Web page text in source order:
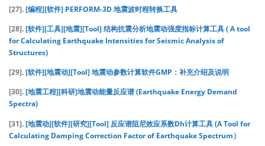
[27].[编程][软件] PERFORM-3D 地震波时程转换工具
[28].[软件][工具][地震][Tool] 结构抗震分析地震动强度指标计算工具 ( A tool
for Calculating Earthquake Intensities for Seismic Analysis of
Structures)
[29].[软件][地震动][Tool] 地震动参数计算软件GMP：补充介绍及说明
[30].[地震工程][科研]地震动能量反应谱 (Earthquake Energy Demand
Spectra)
[31].[地震动][软件][研究][Tool] 反应谱阻尼效应系数Dh计算工具 (A Tool for
Calculating Damping Correction Factor of Earthquake Spectrum）